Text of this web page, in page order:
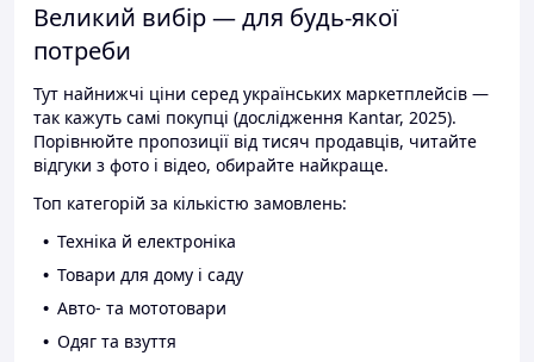
Великий вибір — для будь-якої
потреби
Тут найнижчі ціни серед українських маркетплейсів —
так кажуть самі покупці (дослідження Kantar, 2025).
Порівнюйте пропозиції від тисяч продавців, читайте
відгуки з фото і відео, обирайте найкраще.
Топ категорій за кількістю замовлень:
Техніка й електроніка
Товари для дому і саду
Авто- та мототовари
Одяг та взуття